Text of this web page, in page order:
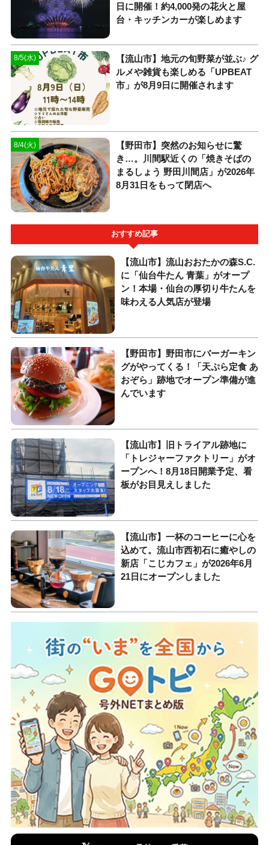
日に開催！約4,000発の花火と屋
台・キッチンカーが楽しめます
8/5(水)
【流山市】地元の旬野菜が並ぶ♪ グ
ルメや雑貨も楽しめる「UPBEAT
市」が8月9日に開催されます
8/4(火)
【野田市】突然のお知らせに驚
き…。川間駅近くの「焼きそばの
まるしょう 野田川間店」が2026年
8月31日をもって閉店へ
おすすめ記事
【流山市】流山おおたかの森S.C.
に「仙台牛たん 青葉」がオープ
ン！本場・仙台の厚切り牛たんを
味わえる人気店が登場
【野田市】野田市にバーガーキン
グがやってくる！「天ぷら定食 あ
おぞら」跡地でオープン準備が進
んでいます
【流山市】旧トライアル跡地に
「トレジャーファクトリー」がオ
ープンへ！8月18日開業予定、看
板がお目見えしました
【流山市】一杯のコーヒーに心を
込めて。流山市西初石に癒やしの
新店「こじカフェ」が2026年6月
21日にオープンしました